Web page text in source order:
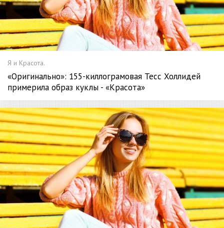
Я и Красота.
«Оригинально»: 155-киллограмовая Тесс Холлидей
примерила образ куклы - «Красота»